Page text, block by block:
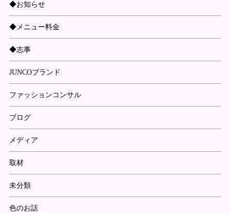
◆お知らせ
◆メニュー料金
◆志事
JUNCOブランド
ファッションコンサル
ブログ
メディア
取材
未分類
色のお話